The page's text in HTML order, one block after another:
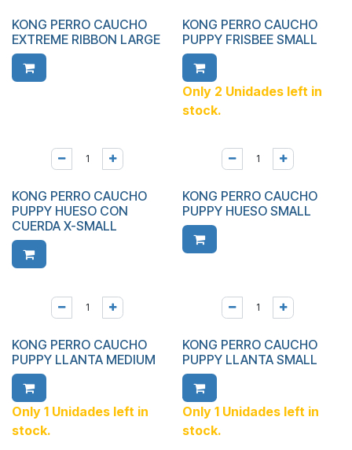
KONG PERRO CAUCHO
EXTREME RIBBON LARGE
KONG PERRO CAUCHO
PUPPY FRISBEE SMALL
Only 2 Unidades left in
stock.
KONG PERRO CAUCHO
PUPPY HUESO CON
CUERDA X-SMALL
KONG PERRO CAUCHO
PUPPY HUESO SMALL
KONG PERRO CAUCHO
PUPPY LLANTA MEDIUM
Only 1 Unidades left in
stock.
KONG PERRO CAUCHO
PUPPY LLANTA SMALL
Only 1 Unidades left in
stock.